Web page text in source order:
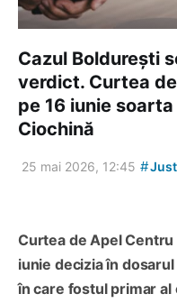
Cazul Boldurești
verdict. Curtea
pe 16 iunie
Ciochină
25 mai 2026, 12:45 #
Curtea de Apel
iunie decizia în
în care fostul primar al